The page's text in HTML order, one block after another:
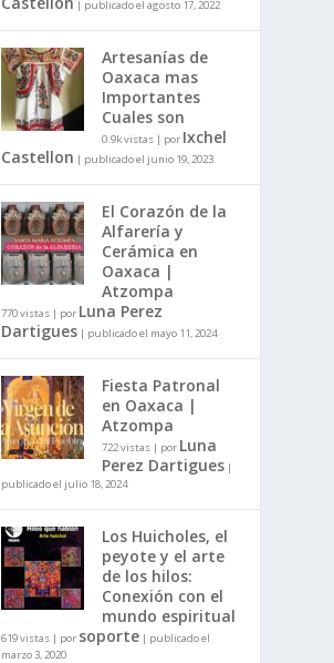
| publicado el agosto 17, 2022
Artesanías de
Oaxaca mas
Importantes
Cuales son
0.9k vistas| por Ixchel
Castellon | publicado el junio 19, 2023
El Corazón de la
Alfarería y
Cerámica en
Oaxaca |
Atzompa
770 vistas| por Luna Perez
Dartigues| publicado el mayo 11, 2024
Fiesta Patronal
en Oaxaca |
Atzompa
722 vistas| por Luna
Perez Dartigues|
publicado el julio 18, 2024
Los Huicholes, el
peyote y el arte
de los hilos:
Conexión con el
mundo espiritual
619 vistas| por soporte| publicado el
marzo 3, 2020